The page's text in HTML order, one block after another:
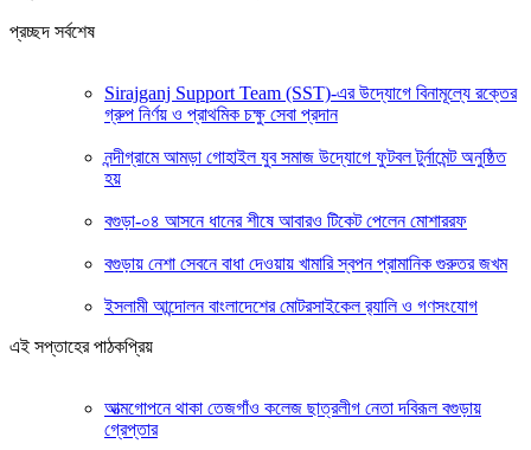
প্রচ্ছদ সর্বশেষ
Sirajganj Support Team (SST)-এর উদ্যোগে বিনামূল্যে রক্তের
গ্রুপ নির্ণয় ও প্রাথমিক চক্ষু সেবা প্রদান
নন্দীগ্রামে আমড়া গোহাইল যুব সমাজ উদ্যোগে ফুটবল টুর্নামেন্ট অনুষ্ঠিত
হয়
বগুড়া-০৪ আসনে ধানের শীষে আবারও টিকেট পেলেন মোশাররফ
বগুড়ায় নেশা সেবনে বাধা দেওয়ায় খামারি স্বপন প্রামানিক গুরুতর জখম
ইসলামী আন্দোলন বাংলাদেশের মোটরসাইকেল র‍্যালি ও গণসংযোগ
এই সপ্তাহের পাঠকপ্রিয়
আত্মগোপনে থাকা তেজগাঁও কলেজ ছাত্রলীগ নেতা দবিরূল বগুড়ায়
গ্রেপ্তার